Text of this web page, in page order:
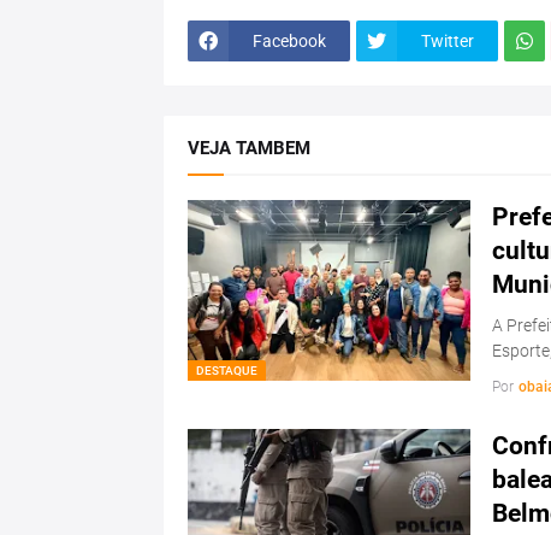
Facebook Twitter
VEJA TAMBEM
DESTAQUE
A
Por